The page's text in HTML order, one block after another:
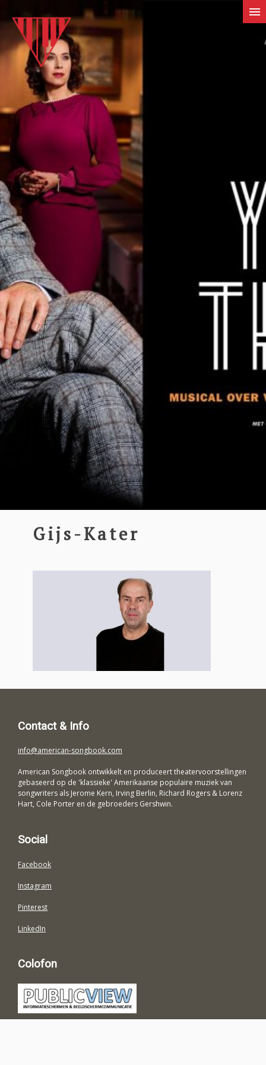
Gijs-Kater
Contact & Info
info@american-songbook.com
American Songbook ontwikkelt en produceert theatervoorstellingen
gebaseerd op de 'klassieke' Amerikaanse populaire muziek van
songwriters als Jerome Kern, Irving Berlin, Richard Rogers & Lorenz
Hart, Cole Porter en de gebroeders Gershwin.
Social
Facebook
Instagram
Pinterest
LinkedIn
Colofon